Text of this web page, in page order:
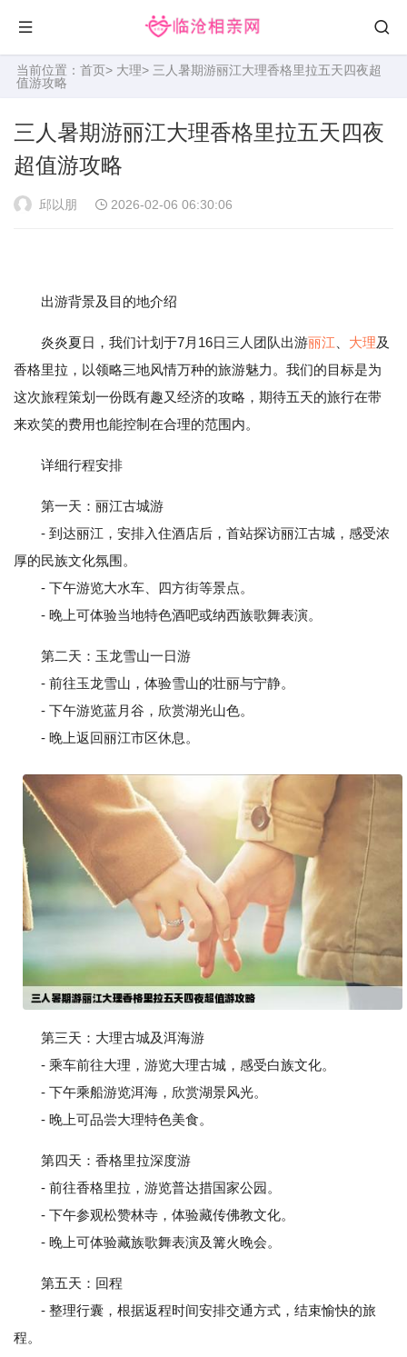
当前位置： 首页> 大理> 三人暑期游丽江大理香格里拉五天四夜超
值游攻略
三人暑期游丽江大理香格里拉五天四夜
超值游攻略
邱以朋 2026-02-06 06:30:06
出游背景及目的地介绍
炎炎夏日，我们计划于7月16日三人团队出游丽江 大理及
香格里拉，以领略三地风情万种的旅游魅力。我们的目标是为
这次旅程策划一份既有趣又经济的攻略，期待五天的旅行在带
来欢笑的费用也能控制在合理的范围内。
详细行程安排
第一天：丽江古城游
- 到达丽江，安排入住酒店后，首站探访丽江古城，感受浓
厚的民族文化氛围。
- 下午游览大水车、四方街等景点。
- 晚上可体验当地特色酒吧或纳西族歌舞表演。
第二天：玉龙雪山一日游
- 前往玉龙雪山，体验雪山的壮丽与宁静。
- 下午游览蓝月谷，欣赏湖光山色。
- 晚上返回丽江市区休息。
第三天：大理古城及洱海游
- 乘车前往大理，游览大理古城，感受白族文化。
- 下午乘船游览洱海，欣赏湖景风光。
- 晚上可品尝大理特色美食。
第四天：香格里拉深度游
- 前往香格里拉，游览普达措国家公园。
- 下午参观松赞林寺，体验藏传佛教文化。
- 晚上可体验藏族歌舞表演及篝火晚会。
第五天：回程
- 整理行囊，根据返程时间安排交通方式，结束愉快的旅
程。